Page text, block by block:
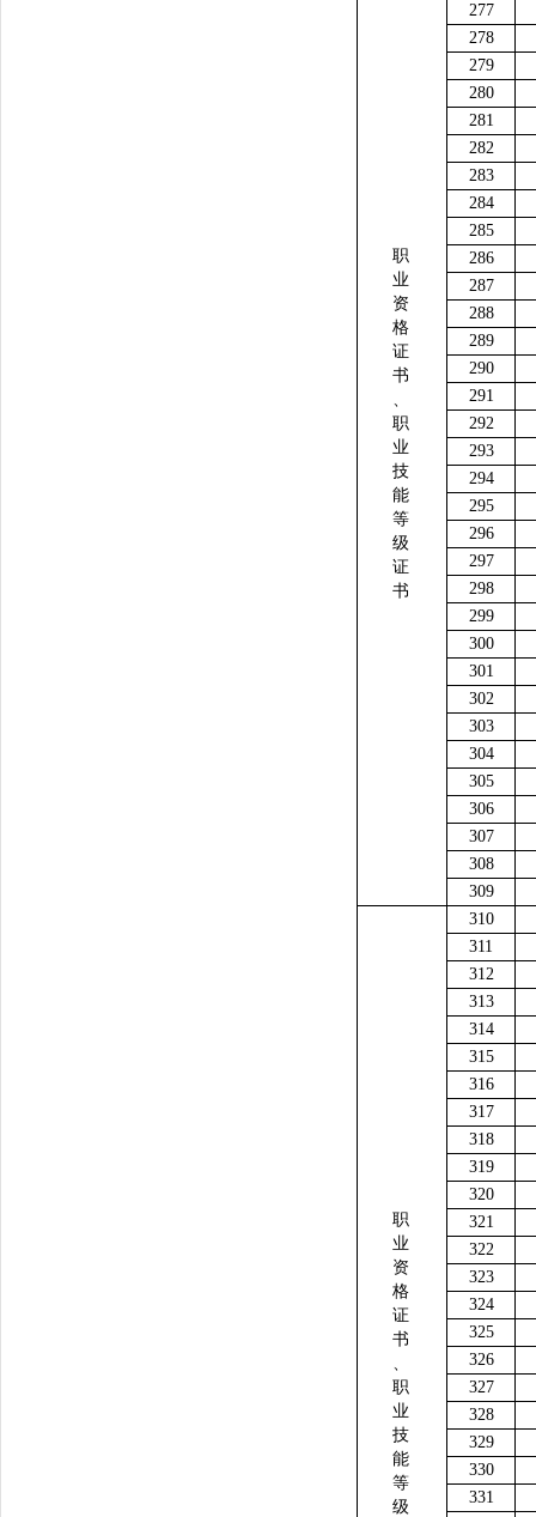
职
业
资
格
证
书
、
职
业
技
能
等
级
证
书
277
278
279
280
281
282
283
284
285
286
287
288
289
290
291
292
293
294
295
296
297
298
299
300
301
302
303
304
305
306
307
308
309
职
业
资
格
证
书
、
职
业
技
能
等
级
310
311
312
313
314
315
316
317
318
319
320
321
322
323
324
325
326
327
328
329
330
331